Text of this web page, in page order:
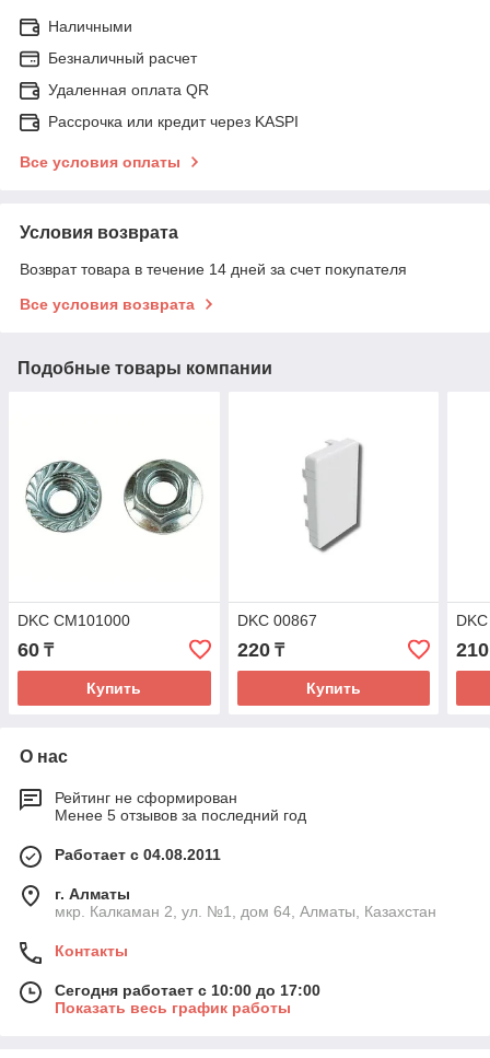
Наличными
Безналичный расчет
Удаленная оплата QR
Рассрочка или кредит через KASPI
Все условия оплаты
Условия возврата
Возврат товара в течение 14 дней за счет покупателя
Все условия возврата
Подобные товары компании
DKC CM101000
60 ₸
Купить
DKC 00867
220₸
Купить
210
О нас
Рейтинг не сформирован
Менее 5 отзывов за последний год
Работает с 04.08.2011
г. Алматы
мкр. Калкаман 2, ул. №1, дом 64, Алматы, Казахстан
Контакты
Сегодня работает с 10:00 до 17:00
Показать весь график работы